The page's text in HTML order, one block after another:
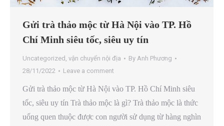
Gửi trà thảo mộc từ Hà Nội vào TP. Hồ
Chí Minh siêu tốc, siêu uy tín
Uncategorized , vận chuyển nội địa By Anh Phương
28/11/2022
Leave a comment
Gửi trà thảo mộc từ Hà Nội vào TP. Hồ Chí Minh siêu
tốc, siêu uy tín Trà thảo mộc là gì? Trà thảo mộc là thức
uống quen thuộc được con người sử dụng từ hàng nghìn